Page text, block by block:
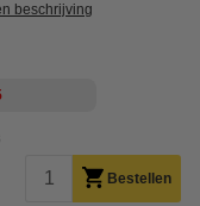
beschrijving
Bestellen